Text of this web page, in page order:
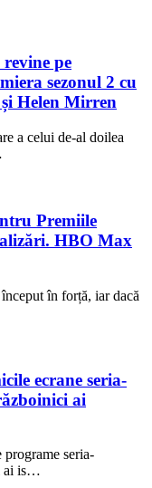
pe
sezonul 2 cu
Helen Mirren
a celui de-al doilea
Premiile
HBO Max
în forță, iar dacă
ecrane seria-
ai
seria-
ai is…